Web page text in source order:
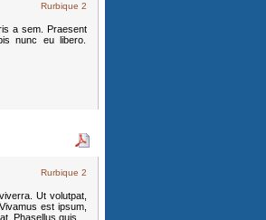
Rurbique 2
a sem. Praesent
nunc eu libero.
Rurbique 2
Ut volutpat,
est ipsum,
Phasellus quis.